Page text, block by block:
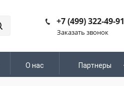
+7 (499) 322-49-91
Заказать звонок
О нас Партнеры